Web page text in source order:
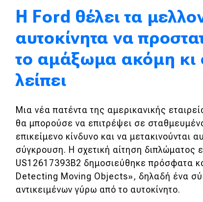
Ασφάλεια
Αγορά
Απόψεις
Δοκιμή
Αποστολή
Συγκρίνουμε
Αγώνες
Η Ford θέλει τα
αυτοκίνητα να
το αμάξωμα ακόμη κι
λείπει
Μια νέα πατέντα της αμερικανικής
θα μπορούσε να επιτρέψει σε
επικείμενο κίνδυνο και να
σύγκρουση. Η σχετική αίτηση διπλώματος
US12617393B2 δημοσιεύθηκε πρόσφατα
Detecting Moving Objects», δηλαδή ένα
αντικειμένων γύρω από το αυτοκίνητο.